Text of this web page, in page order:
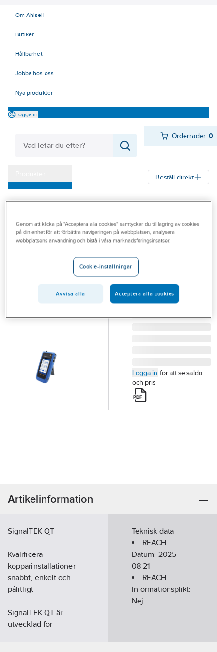
Om Ahlsell
Butiker
Hållbarhet
Jobba hos oss
Nya produkter
Logga in
Orderrader:0
Varumärken
Outlet
Branscher
Beställ direkt
Nätverkstestare
SignalTEK QT
NÄTVERKSTEST
SIGNALTEK QT
Artikelnummer:
artikelnr: 5056310406075
Logga in för att se saldo
och pris
Artikelinformation
SignalTEK QT
Kvalificera
kopparinstallationer –
snabbt, enkelt och
pålitligt
SignalTEK QT är
utvecklad för
Teknisk data
REACH
Datum: 2025-
08-21
REACH
Informationsplikt:
Nej
Genom att klicka på "Acceptera alla cookies" samtycker du till lagring av cookies
på din enhet för att förbättra navigeringen på webbplatsen, analysera
webbplatsens användning och bistå i våra marknadsföringsinsatser.
Cookie-inställningar
Avvisa alla Acceptera alla cookies